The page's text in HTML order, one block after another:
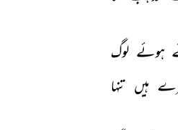
ہوئے لوگ
ہیں تنہا